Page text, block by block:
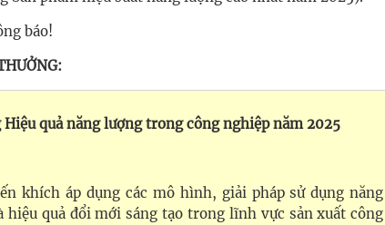
báo!
quả năng lượng trong công nghiệp năm 2025
khích áp dụng các mô hình, giải pháp sử dụng năng
hiệu quả đổi mới sáng tạo trong lĩnh vực sản xuất công